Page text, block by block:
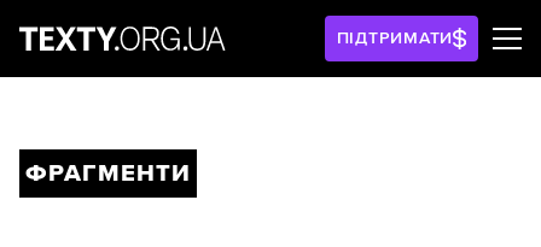
ПІДТРИМАТИ
ФРАГМЕНТИ